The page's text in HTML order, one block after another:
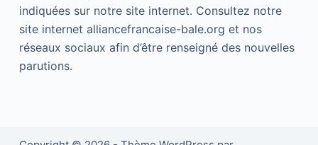
indiquées sur notre site internet. Consultez notre
site internet alliancefrancaise-bale.org et nos
réseaux sociaux afin d’être renseigné des nouvelles
parutions.